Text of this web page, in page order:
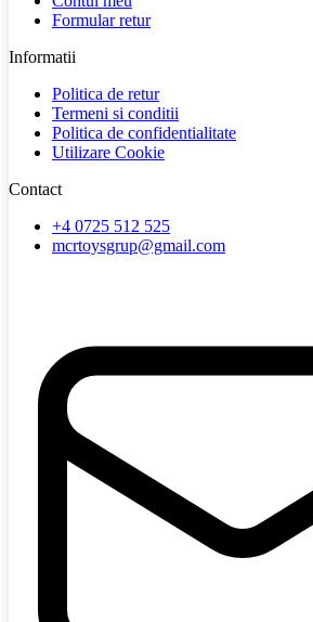
Formular retur
Informatii
Politica de retur
Termeni si conditii
Politica de confidentialitate
Utilizare Cookie
Contact
+4 0725 512 525
mcrtoysgrup@gmail.com